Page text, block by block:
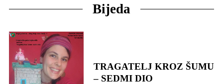
Bijeda
TRAGATELJ KROZ ŠUMU
– SEDMI DIO